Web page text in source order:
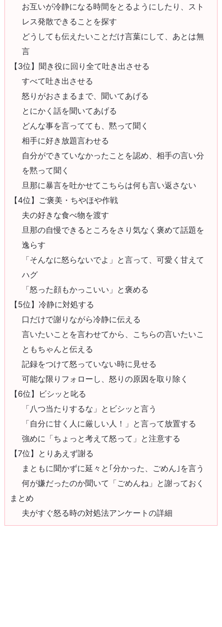
お互いが冷静になる時間をとるようにしたり、スト
レス発散できることを探す
どうしても伝えたいことだけ言葉にして、あとは無
言
【3位】聞き役に回り全て吐き出させる
すべて吐き出させる
怒りがおさまるまで、聞いてあげる
とにかく話を聞いてあげる
どんな事を言ってても、黙って聞く
相手に好き放題言わせる
自分ができていなかったことを認め、相手の言い分
を黙って聞く
旦那に暴言を吐かせてこちらは何も言い返さない
【4位】ご褒美・ちやほや作戦
夫の好きな食べ物を渡す
旦那の自慢できるところをさり気なく褒めて話題を
逸らす
「そんなに怒らないでよ」と言って、可愛く甘えて
ハグ
「怒った顔もかっこいい」と褒める
【5位】冷静に対処する
口だけで謝りながら冷静に伝える
言いたいことを言わせてから、こちらの言いたいこ
ともちゃんと伝える
記録をつけて怒っていない時に見せる
可能な限りフォローし、怒りの原因を取り除く
【6位】ビシッと叱る
「八つ当たりするな」とビシッと言う
「自分に甘く人に厳しい人！」と言って放置する
強めに「ちょっと考えて怒って」と注意する
【7位】とりあえず謝る
まともに聞かずに延々と｢分かった、ごめん｣を言う
何が嫌だったのか聞いて「ごめんね」と謝っておく
まとめ
夫がすぐ怒る時の対処法アンケートの詳細